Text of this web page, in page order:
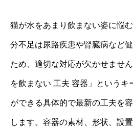
猫が水をあまり飲まない姿に悩
分不足は尿路疾患や腎臓病など
ため、適切な対応が欠かせませ
を飲まない 工夫 容器」というキ
ができる具体的で最新の工夫を
します。容器の素材、形状、設